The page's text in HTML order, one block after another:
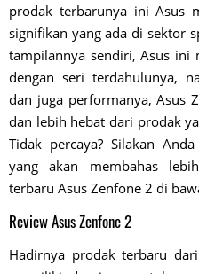
prodak terbarunya ini Asus
signifikan yang ada di sektor
tampilannya sendiri, Asus
dengan seri terdahulunya,
dan juga performanya, Asus
dan lebih hebat dari prodak
Tidak percaya? Silakan
yang akan membahas
terbaru Asus Zenfone 2 di
Review Asus Zenfone 2
Hadirnya prodak terbaru